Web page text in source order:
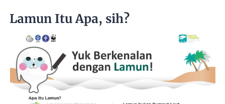
Lamun Itu Apa, sih?